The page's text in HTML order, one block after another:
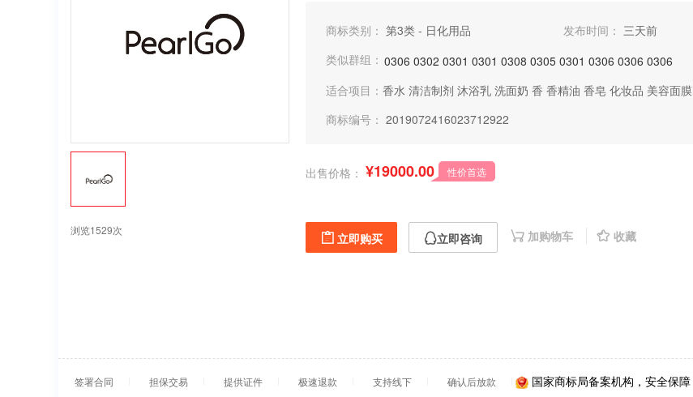
浏览1529次
商标类别： 第3类 - 日化用品 发布时间： 三天前
类似群组： 0306 0302 0301 0301 0308 0305 0301 0306 0306 0306
适合项目： 香水 清洁制剂 沐浴乳 洗面奶 香 香精油 香皂 化妆品 美容面膜
商标编号： 2019072416023712922
出售价格： ¥19000.00 性价首选
立即购买 立即咨询 加购物车 收藏
签署合同 担保交易 提供证件 极速退款 支持线下 确认后放款 国家商标局备案机构，安全保障